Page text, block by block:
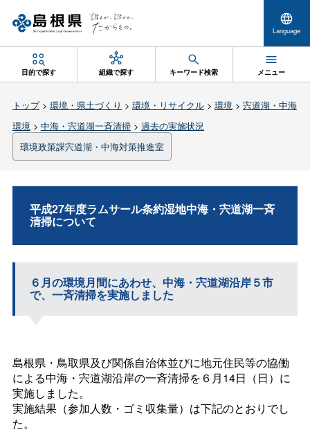
Language
目的で探す 組織で探す キーワード検索 メニュー
トップ> 環境・県土づくり > 環境・リサイクル> 環境> 宍道湖・中海
環境> 中海・宍道湖一斉清掃> 過去の実施状況
環境政策課宍道湖・中海対策推進室
平成27年度ラムサール条約湿地中海・宍道湖一斉
清掃について
６月の環境月間にあわせ、中海・宍道湖沿岸５市
で、一斉清掃を実施しました
島根県・鳥取県及び関係自治体並びに地元住民等の協働
による中海・宍道湖沿岸の一斉清掃を６月14日（日）に
実施しました。
実施結果（参加人数・ゴミ収集量）は下記のとおりでし
た。